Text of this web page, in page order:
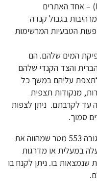
(Niagara Falls) – אחד האתרים
בגבול קנדה
הטבעיות המרשימות
המים שלהם. הם
והצד הקנדי שלהם
עליהם במשך כל
מנקודות תצפית
עד לקרבתם. ניתן לצפות
סמוך.
: מגדל בגובה 553 מטר שמהווה את
במעלית או מדרגות
שנמצאות בו. ניתן לקנח בו